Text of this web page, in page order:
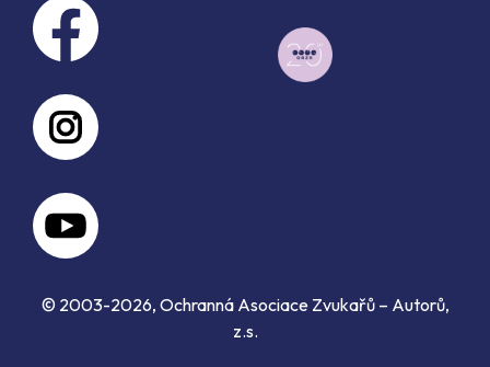
© 2003-2026, Ochranná Asociace Zvukařů – Autorů,
z.s.